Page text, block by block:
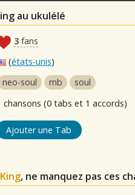
au ukulélé
3 fans
(états-unis)
neo-soul
rnb
soul
chansons (0 tabs et 1 accords)
Ajouter une Tab
, ne manquez pas ces